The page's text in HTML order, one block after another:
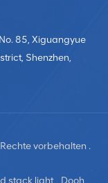
85, Xiguangyue
Shenzhen,
vorbehalten .
stack light Dooh